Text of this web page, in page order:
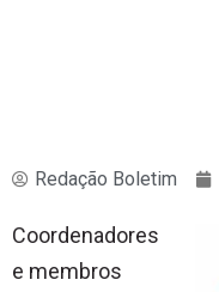
Redação Boletim
Coordenadores
e membros